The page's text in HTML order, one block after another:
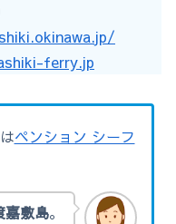
ferry.jp
ペンション シーフ
嘉敷島。